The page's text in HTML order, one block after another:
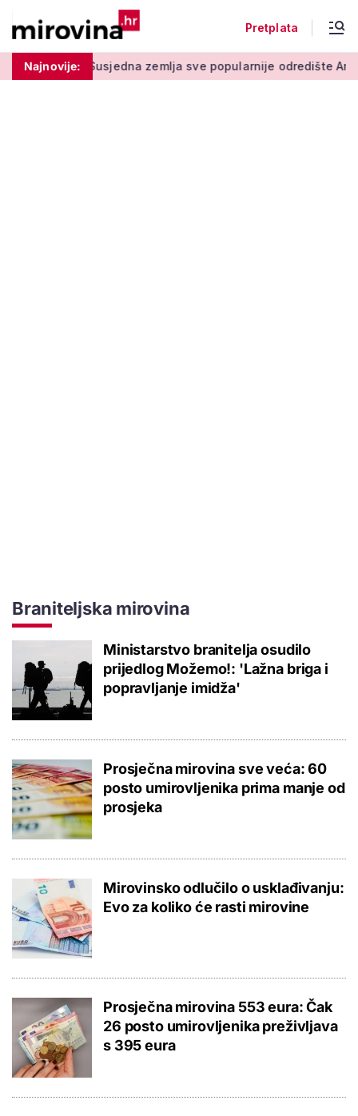
Pretplata
Najnovije:Susjedna zemlja sve popularnije odredište
Braniteljska mirovina
Ministarstvo branitelja osudilo
prijedlog Možemo!: 'Lažna briga i
popravljanje imidža'
Prosječna mirovina sve veća: 60
posto umirovljenika prima manje od
prosjeka
Mirovinsko odlučilo o usklađivanju:
Evo za koliko će rasti mirovine
Prosječna mirovina 553 eura: Čak
26 posto umirovljenika preživljava
s 395 eura